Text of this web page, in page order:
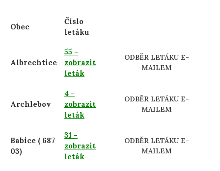
Obec
Číslo
letáku
Albrechtice
55 -
zobrazit
leták
ODBĚR LETÁKU E-
MAILEM
Archlebov
4 -
zobrazit
leták
ODBĚR LETÁKU E-
MAILEM
Babice ( 687
03)
31 -
zobrazit
leták
ODBĚR LETÁKU E-
MAILEM